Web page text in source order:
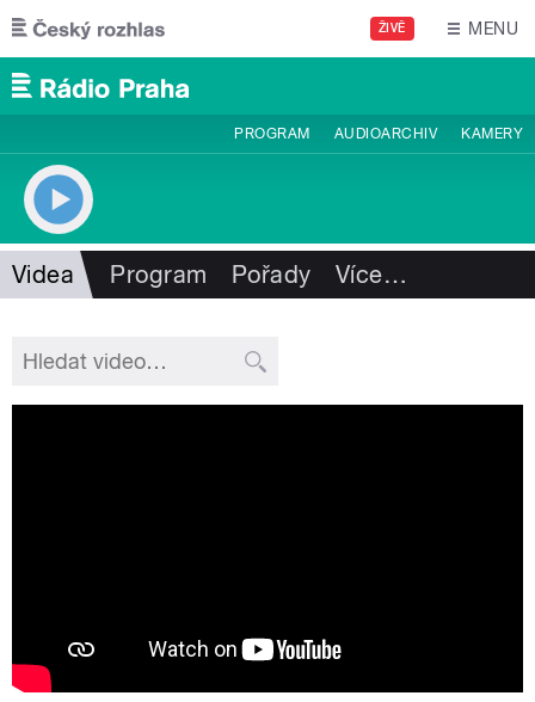
Přejít k hlavnímu obsahu
ŽIVĚ MENU
PROGRAM AUDIOARCHIV KAMERY
Videa Program Pořady Více…